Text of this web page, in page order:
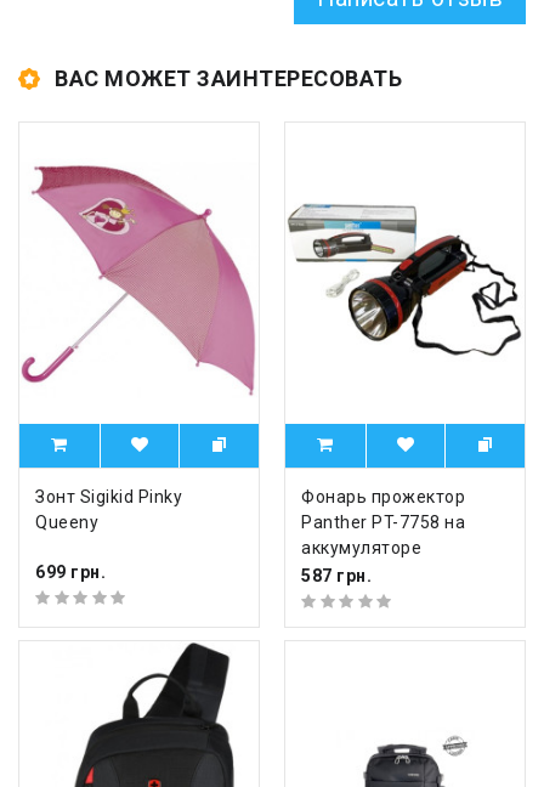
ВАС МОЖЕТ ЗАИНТЕРЕСОВАТЬ
Зонт Sigikid Pinky
Queeny
699 грн.
Фонарь прожектор
Panther PT-7758 на
аккумуляторе
587 грн.